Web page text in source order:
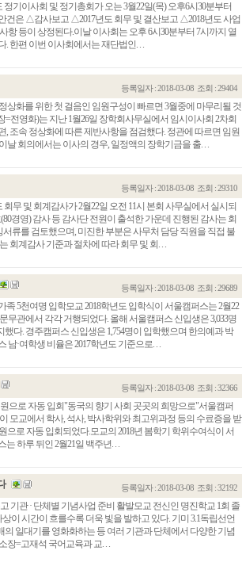
정기이사회 및 정기총회가 오는 3월22일(목) 오후6시30분부터
건은 △감사보고 △2017년도 회무 및 결산보고 △2018년도 사업
등이 상정된다.이날 이사회는 오후 6시30분부터 7시까지 열
한편 이번 이사회에서는 재단법인. . .
등록일자 : 2018-03-08 조회 : 29404
상화를 위한 첫 걸음인 임원구성이 빠르면 3월중에 마무리될 것
전영화)는 지난 1월26일 장학회사무실에서 임시이사회 2차회
, 조속 정상화에 따른 제반사항을 점검했다. 정관에 따르면 임원
날 회의에서는 이사의 경우, 일정액의 장학기금을 출. . .
등록일자 : 2018-03-08 조회 : 29310
회무 및 회계감사가 2월22일 오전 11시 본회 사무실에서 실시되
경영) 감사 등 감사단 전원이 출석한 가운데 진행된 감사는 회
류를 검토했으며, 미진한 부분은 사무처 담당 직원을 직접 불
회계감사 기준과 절차에 따라 회무 및 회. . .
등록일자 : 2018-03-08 조회 : 29689
족 5천여명 입학모교 2018학년도 입학식이 서울캠퍼스는 2월22
무관에서 각각 거행되었다. 올해 서울캠퍼스 신입생은 3,033명
다. 경주캠퍼스 신입생은 1,754명이 입학했으며 한의예과 박
·여학생 비율은 2017학년도 기준으로. . .
등록일자 : 2018-03-08 조회 : 32366
으로 자동 입회"동국의 향기 사회 곳곳의 희망으로"서울캠퍼
이 모교에서 학사, 석사, 박사학위와 최고위과정 등의 수료증을 받
으로 자동 입회되었다.모교의 2018년 봄학기 학위수여식이 서
하루 뒤인 2월21일 백주년. . .
등록일자 : 2018-03-08 조회 : 32192
기관 · 단체별 기념사업 준비 활발모교 전신인 명진학교 1회 졸
상이 시간이 흐를수록 더욱 빛을 발하고 있다. 기미 3.1독립선언
의 일대기를 영화화하는 등 여러 기관과 단체에서 다양한 기념
장=고재석 국어교육과 교. . .